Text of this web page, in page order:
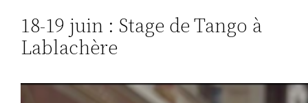
18-19 juin : Stage de Tango à
Lablachère